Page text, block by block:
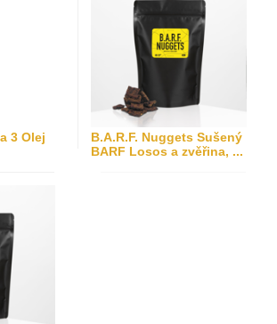
3 Olej
B.A.R.F. Nuggets Sušený
BARF Losos a zvěřina, ...